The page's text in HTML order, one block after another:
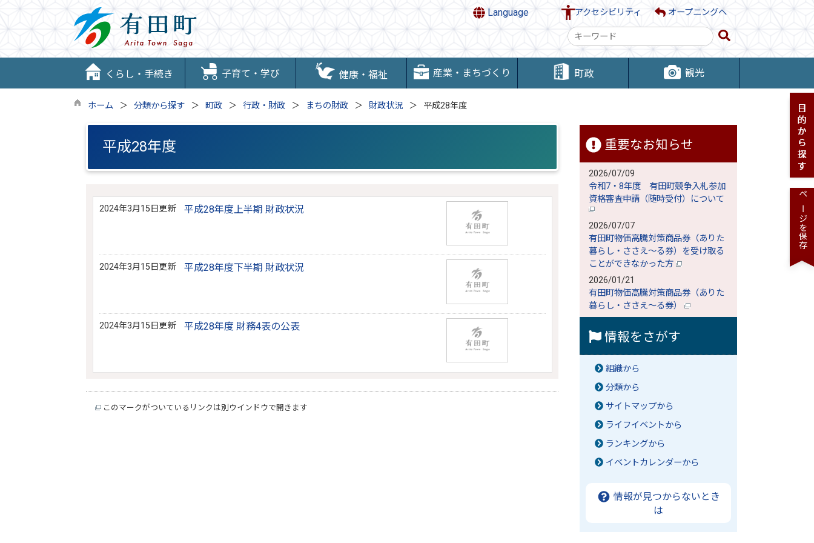
Language アクセシビリティ オープニングへ
検
索
キ
ー
くらし・手続き 子育て・学び 健康・福祉 産業・まちづくり 町政 観光
ホーム 分類から探す 町政 行政・財政 まちの財政 財政状況 平成28年度
平成28年度
2024年3月15日更新 平成28年度上半期 財政状況
2024年3月15日更新 平成28年度下半期 財政状況
2024年3月15日更新 平成28年度 財務4表の公表
このマークがついているリンクは別ウインドウで開きます
重要なお知らせ
2026/07/09
令和7・8年度 有田町競争入札参加
資格審査申請（随時受付）について
2026/07/07
有田町物価高騰対策商品券（ありた
暮らし・ささえ～る券）を受け取る
ことができなかった方
2026/01/21
有田町物価高騰対策商品券（ありた
暮らし・ささえ～る券）
情報をさがす
組織から
分類から
サイトマップから
ライフイベントから
ランキングから
イベントカレンダーから
情報が見つからないとき
は
ページを保存